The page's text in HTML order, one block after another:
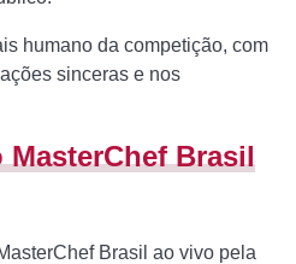
humano da competição, com
sinceras e nos
Brasil
Brasil ao vivo pela